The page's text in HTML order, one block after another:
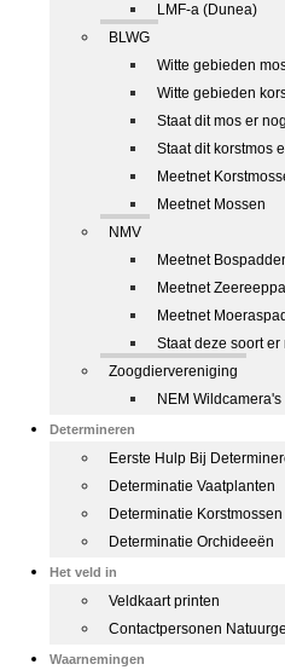
LMF-a (Dunea)
BLWG
Witte gebieden
Witte gebieden
Staat dit mos er
Staat dit korstmos
Meetnet
Meetnet Mossen
NMV
Meetnet
Meetnet
Meetnet
Staat deze soort er
Zoogdiervereniging
NEM Wildcamera's
Determineren
Eerste Hulp Bij
Determinatie Vaatplanten
Determinatie Korstmossen
Determinatie Orchideeën
Het veld in
Veldkaart printen
Contactpersonen
Waarnemingen